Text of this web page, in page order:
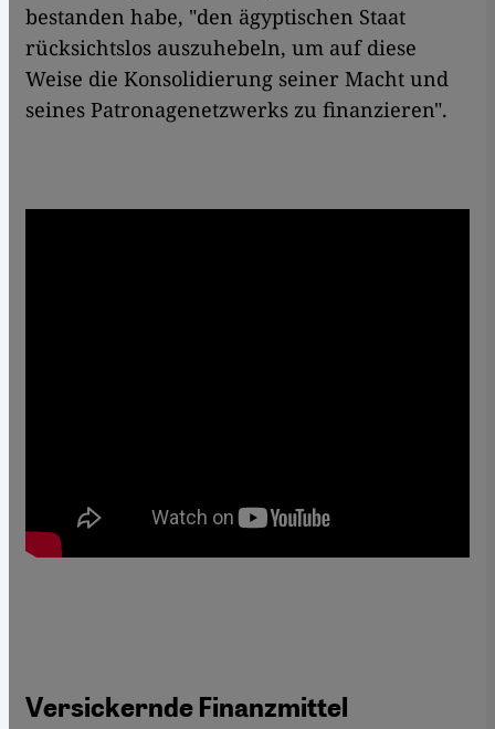
bestanden habe, "den ägyptischen Staat
rücksichtslos auszuhebeln, um auf diese
Weise die Konsolidierung seiner Macht und
seines Patronagenetzwerks zu finanzieren".
Versickernde Finanzmittel